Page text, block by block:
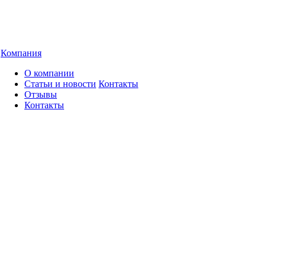
Компания
О компании
Статьи и новости
Отзывы
Контакты
Контакты